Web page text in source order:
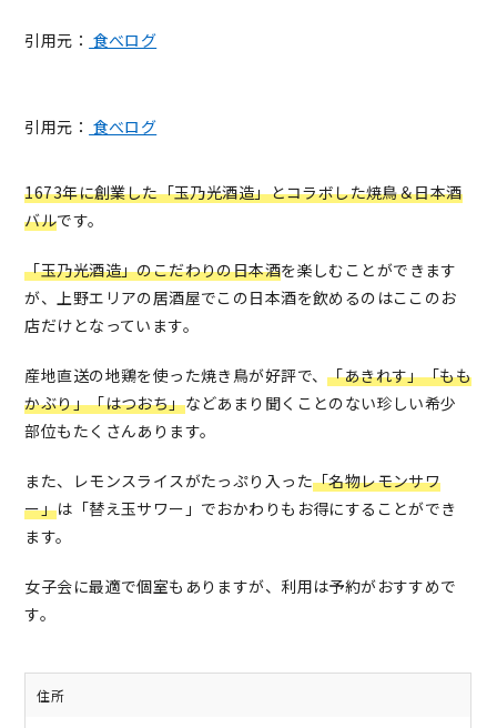
引用元： 食べログ
引用元： 食べログ
1673年に創業した「玉乃光酒造」とコラボした焼鳥＆日本酒
バルです。
「玉乃光酒造」のこだわりの日本酒を楽しむことができます
が、上野エリアの居酒屋でこの日本酒を飲めるのはここのお
店だけとなっています。
産地直送の地鶏を使った焼き鳥が好評で、「あきれす」「もも
かぶり」「はつおち」などあまり聞くことのない珍しい希少
部位もたくさんあります。
また、レモンスライスがたっぷり入った「名物レモンサワ
ー」は「替え玉サワー」でおかわりもお得にすることができ
ます。
女子会に最適で個室もありますが、利用は予約がおすすめで
す。
住所